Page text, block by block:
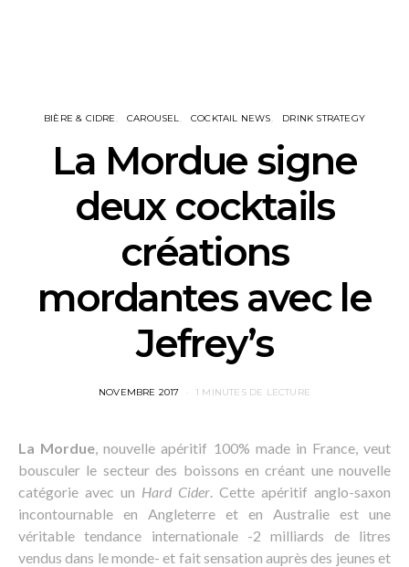
BIÈRE & CIDRE CAROUSEL COCKTAIL NEWS DRINK STRATEGY
La Mordue signe
deux cocktails
créations
mordantes avec le
Jefrey’s
POSTED
NOVEMBRE 2017 1 MINUTES DE LECTURE
La Mordue, nouvelle apéritif 100% made in France, veut
bousculer le secteur des boissons en créant une nouvelle
catégorie avec un Hard Cider. Cette apéritif anglo-saxon
incontournable en Angleterre et en Australie est une
véritable tendance internationale -2 milliards de litres
vendus dans le monde- et fait sensation auprès des jeunes et